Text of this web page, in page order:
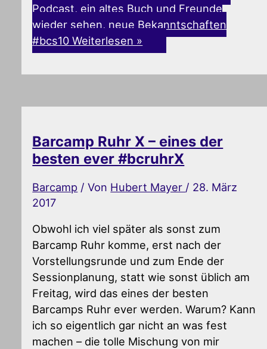
Podcast, ein altes Buch und Freunde
wieder sehen, neue Bekanntschaften
#bcs10 Weiterlesen »
Barcamp Ruhr X – eines der
besten ever #bcruhrX
Barcamp / Von Hubert Mayer / 28. März
2017
Obwohl ich viel später als sonst zum
Barcamp Ruhr komme, erst nach der
Vorstellungsrunde und zum Ende der
Sessionplanung, statt wie sonst üblich am
Freitag, wird das eines der besten
Barcamps Ruhr ever werden. Warum? Kann
ich so eigentlich gar nicht an was fest
machen – die tolle Mischung von mir